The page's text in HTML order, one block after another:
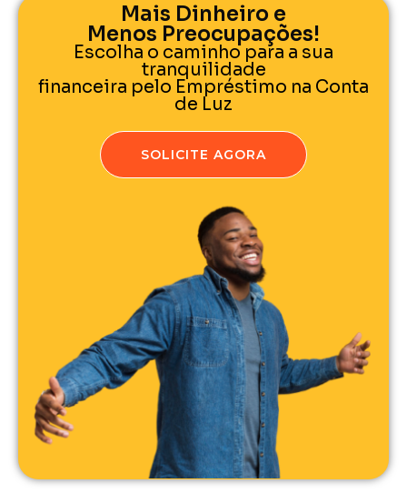
Mais Dinheiro e
Menos Preocupações!
Escolha o caminho para a sua
tranquilidade
financeira pelo Empréstimo na Conta
de Luz
SOLICITE AGORA